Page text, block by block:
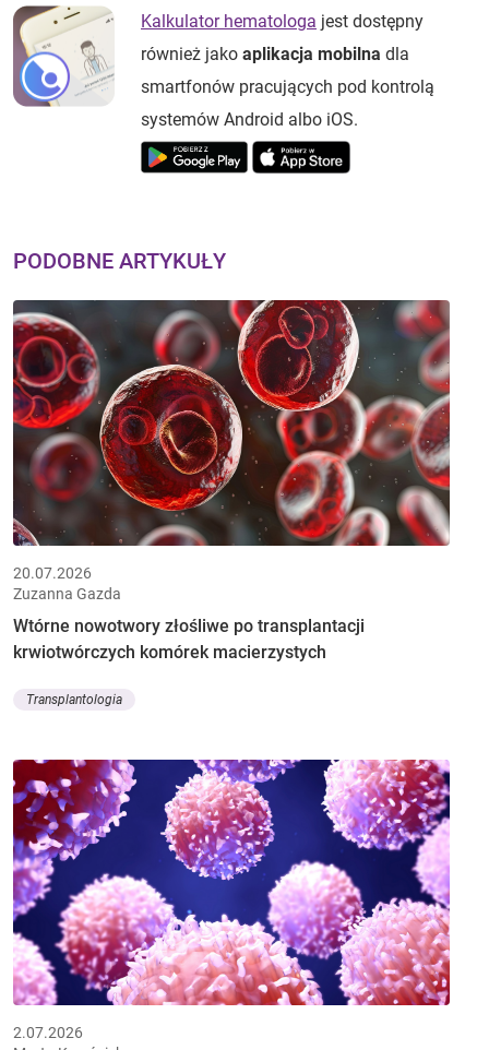
Kalkulator hematologa jest dostępny
również jako aplikacja mobilna dla
smartfonów pracujących pod kontrolą
systemów Android albo iOS.
PODOBNE ARTYKUŁY
20.07.2026
Zuzanna Gazda
Wtórne nowotwory złośliwe po transplantacji
krwiotwórczych komórek macierzystych
Transplantologia
2.07.2026